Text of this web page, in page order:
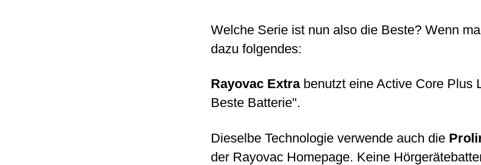
Welche Serie ist nun also die Beste? Wenn
dazu folgendes:
Rayovac Extrabenutzt eine Active Core Plus
Beste Batterie".
Dieselbe Technologie verwende auch die
der Rayovac Homepage. Keine